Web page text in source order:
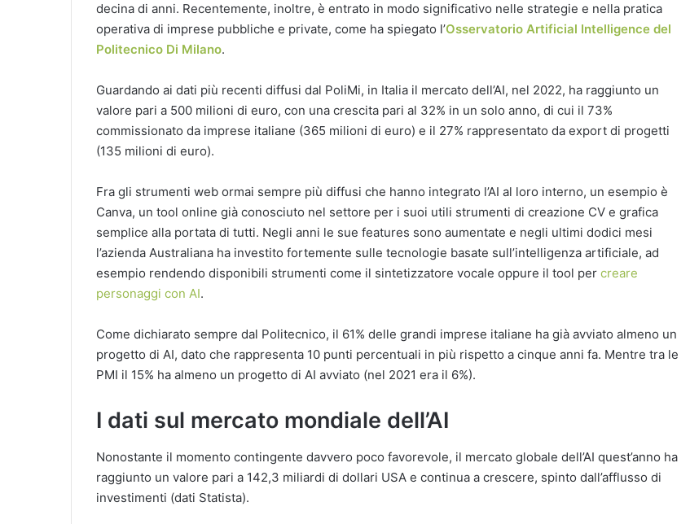
decina di anni. Recentemente, inoltre, è entrato in modo significativo nelle strategie e nella pratica
operativa di imprese pubbliche e private, come ha spiegato l’Osservatorio Artificial Intelligence del
Politecnico Di Milano.
Guardando ai dati più recenti diffusi dal PoliMi, in Italia il mercato dell’AI, nel 2022, ha raggiunto un
valore pari a 500 milioni di euro, con una crescita pari al 32% in un solo anno, di cui il 73%
commissionato da imprese italiane (365 milioni di euro) e il 27% rappresentato da export di progetti
(135 milioni di euro).
Fra gli strumenti web ormai sempre più diffusi che hanno integrato l’AI al loro interno, un esempio è
Canva, un tool online già conosciuto nel settore per i suoi utili strumenti di creazione CV e grafica
semplice alla portata di tutti. Negli anni le sue features sono aumentate e negli ultimi dodici mesi
l’azienda Australiana ha investito fortemente sulle tecnologie basate sull’intelligenza artificiale, ad
esempio rendendo disponibili strumenti come il sintetizzatore vocale oppure il tool per creare
personaggi con AI.
Come dichiarato sempre dal Politecnico, il 61% delle grandi imprese italiane ha già avviato almeno un
progetto di AI, dato che rappresenta 10 punti percentuali in più rispetto a cinque anni fa. Mentre tra le
PMI il 15% ha almeno un progetto di AI avviato (nel 2021 era il 6%).
I dati sul mercato mondiale dell’AI
Nonostante il momento contingente davvero poco favorevole, il mercato globale dell’AI quest’anno ha
raggiunto un valore pari a 142,3 miliardi di dollari USA e continua a crescere, spinto dall’afflusso di
investimenti (dati Statista).